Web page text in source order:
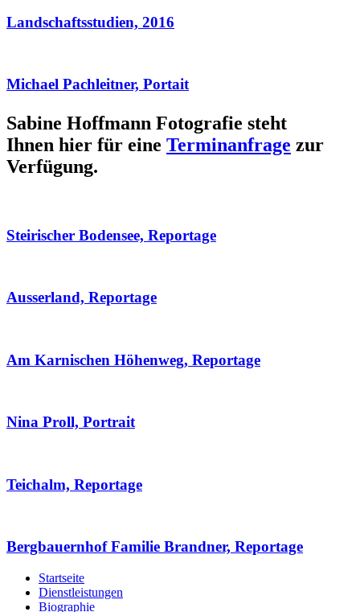
Landschaftsstudien, 2016
Michael Pachleitner, Portait
Sabine Hoffmann Fotografie steht
Ihnen hier für eine Terminanfrage zur
Verfügung.
Steirischer Bodensee, Reportage
Ausserland, Reportage
Am Karnischen Höhenweg, Reportage
Nina Proll, Portrait
Teichalm, Reportage
Bergbauernhof Familie Brandner, Reportage
Startseite
Dienstleistungen
Biographie